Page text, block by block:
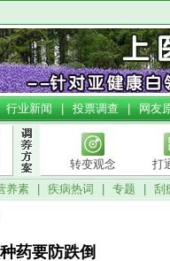
行业新闻|投票调查|网友
转变观念 打
养素 疾病热词 专题 刮
药要防跌倒